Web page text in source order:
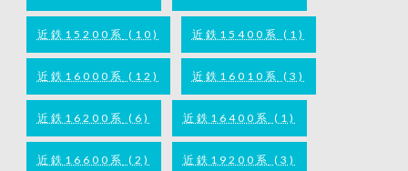
近鉄15200系 (10) 近鉄15400系 (1)
近鉄16000系 (12) 近鉄16010系 (3)
近鉄16200系 (6) 近鉄16400系 (1)
近鉄16600系 (2) 近鉄19200系 (3)